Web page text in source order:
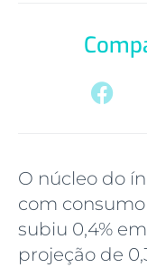
O núcleo do
com consumo
subiu 0,4%
projeção de